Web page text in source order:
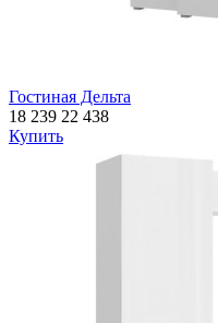
Гостиная Дельта
18 239 22 438
Купить